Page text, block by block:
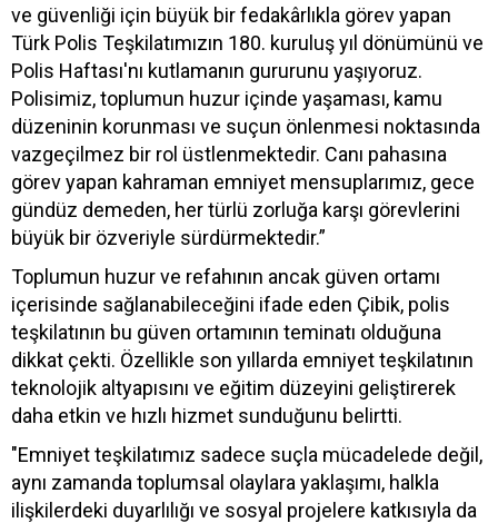
ve güvenliği için büyük bir fedakârlıkla görev yapan
Türk Polis Teşkilatımızın 180. kuruluş yıl dönümünü ve
Polis Haftası'nı kutlamanın gururunu yaşıyoruz.
Polisimiz, toplumun huzur içinde yaşaması, kamu
düzeninin korunması ve suçun önlenmesi noktasında
vazgeçilmez bir rol üstlenmektedir. Canı pahasına
görev yapan kahraman emniyet mensuplarımız, gece
gündüz demeden, her türlü zorluğa karşı görevlerini
büyük bir özveriyle sürdürmektedir.”
Toplumun huzur ve refahının ancak güven ortamı
içerisinde sağlanabileceğini ifade eden Çibik, polis
teşkilatının bu güven ortamının teminatı olduğuna
dikkat çekti. Özellikle son yıllarda emniyet teşkilatının
teknolojik altyapısını ve eğitim düzeyini geliştirerek
daha etkin ve hızlı hizmet sunduğunu belirtti.
"Emniyet teşkilatımız sadece suçla mücadelede değil,
aynı zamanda toplumsal olaylara yaklaşımı, halkla
ilişkilerdeki duyarlılığı ve sosyal projelere katkısıyla da